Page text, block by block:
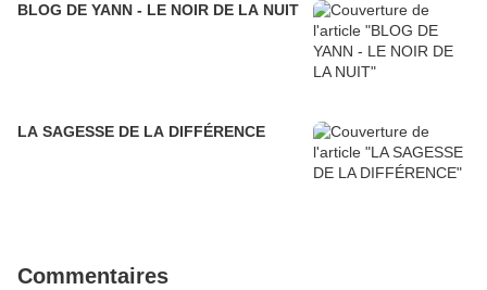
BLOG DE YANN - LE NOIR DE LA NUIT
LA SAGESSE DE LA DIFFÉRENCE
Commentaires